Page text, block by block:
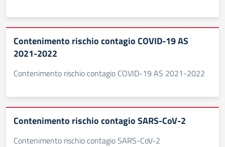
Contenimento rischio contagio COVID-19 AS
2021-2022
Contenimento rischio contagio COVID-19 AS 2021-2022
Contenimento rischio contagio SARS-CoV-2
Contenimento rischio contagio SARS-CoV-2